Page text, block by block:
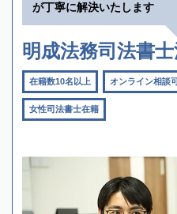
が丁寧に解決いたします
明成法務司法書
在籍数10名以上 オンライン相談
女性司法書士在籍